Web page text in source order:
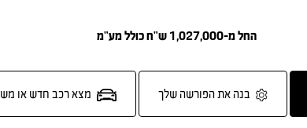
החל מ-1,027,000 ש"ח כולל מע"מ
בנה את הפורשה שלך מצא רכב חדש או